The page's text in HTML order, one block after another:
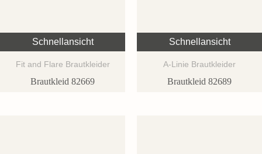
Schnellansicht
Fit and Flare Brautkleider
Brautkleid 82669
Schnellansicht
A-Linie Brautkleider
Brautkleid 82689